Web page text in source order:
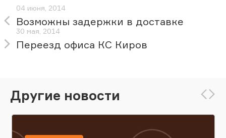
04 июня, 2014
Возможны задержки в доставке
30 мая, 2014
Переезд офиса КС Киров
Другие новости